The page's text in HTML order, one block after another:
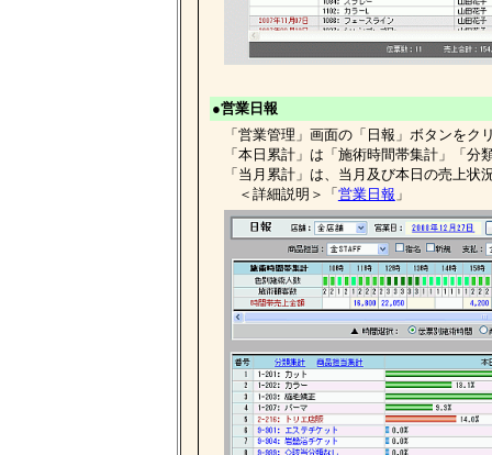
●営業日報
「営業管理」画面の「日報」ボタンをク
「本日累計」は「施術時間帯集計」「分
「当月累計」は、当月及び本日の売上状
＜詳細説明＞「 営業日報 」